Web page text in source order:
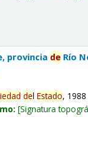
provincia de Río
delEstado, 1988
Signatura